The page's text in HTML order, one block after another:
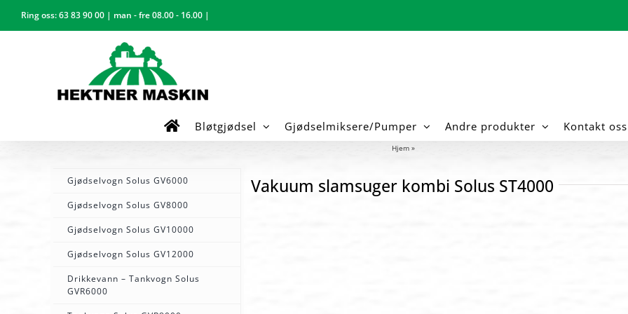
Ring oss:63 83 90 00 | man - fre 08.00 - 16.00 |
Bløtgjødsel Gjødselmiksere/Pumper Andre produkter Kontakt oss
Hjem»
Vakuum slamsuger kombi Solus ST4000
Gjødselvogn Solus GV6000
Gjødselvogn Solus GV8000
Gjødselvogn Solus GV10000
Gjødselvogn Solus GV12000
Drikkevann – Tankvogn Solus
GVR6000